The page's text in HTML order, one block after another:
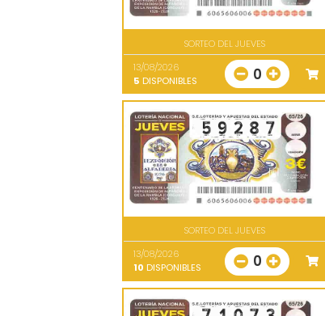
SORTEO DEL JUEVES
13/08/2026
5 DISPONIBLES 0
SORTEO DEL JUEVES
13/08/2026
10 DISPONIBLES 0